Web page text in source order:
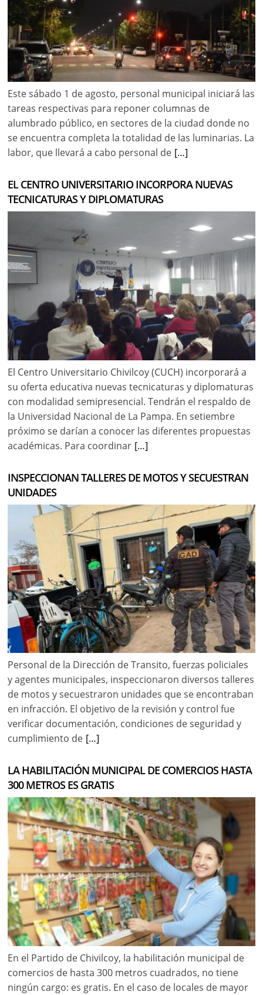
Este sábado 1 de agosto, personal municipal iniciará las
tareas respectivas para reponer columnas de
alumbrado público, en sectores de la ciudad donde no
se encuentra completa la totalidad de las luminarias. La
labor, que llevará a cabo personal de […]
EL CENTRO UNIVERSITARIO INCORPORA NUEVAS
TECNICATURAS Y DIPLOMATURAS
El Centro Universitario Chivilcoy (CUCH) incorporará a
su oferta educativa nuevas tecnicaturas y diplomaturas
con modalidad semipresencial. Tendrán el respaldo de
la Universidad Nacional de La Pampa. En setiembre
próximo se darían a conocer las diferentes propuestas
académicas. Para coordinar […]
INSPECCIONAN TALLERES DE MOTOS Y SECUESTRAN
UNIDADES
Personal de la Dirección de Transito, fuerzas policiales
y agentes municipales, inspeccionaron diversos talleres
de motos y secuestraron unidades que se encontraban
en infracción. El objetivo de la revisión y control fue
verificar documentación, condiciones de seguridad y
cumplimiento de […]
LA HABILITACIÓN MUNICIPAL DE COMERCIOS HASTA
300 METROS ES GRATIS
En el Partido de Chivilcoy, la habilitación municipal de
comercios de hasta 300 metros cuadrados, no tiene
ningún cargo: es gratis. En el caso de locales de mayor